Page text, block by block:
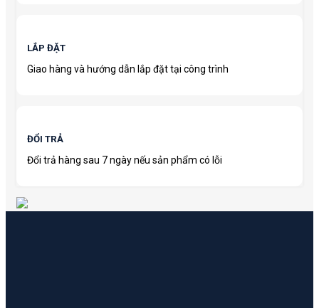
LẮP ĐẶT
Giao hàng và hướng dẫn lắp đặt tại công trình
ĐỔI TRẢ
Đổi trả hàng sau 7 ngày nếu sản phẩm có lỗi